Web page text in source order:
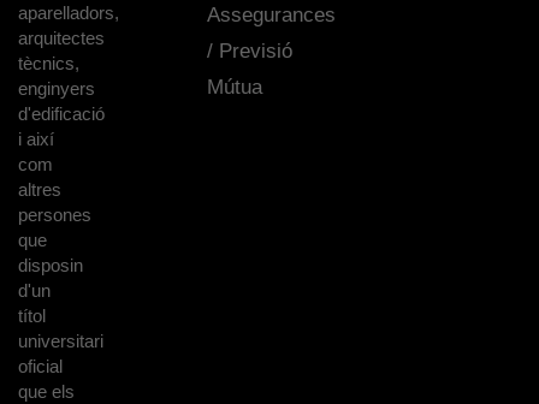
aparelladors,
arquitectes
tècnics,
enginyers
d'edificació
i així
com
altres
persones
que
disposin
d'un
títol
universitari
oficial
que els
Assegurances
/ Previsió
Mútua